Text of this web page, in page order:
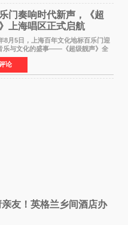
门奏响时代新声，《超
上海唱区正式启航
5日，上海百年文化地标百乐门迎
乐与文化的盛事——《超级靓声》全
公益节目上海唱区新闻发布会暨启动
重举行。各界领导、嘉宾与媒体朋友
共同
论
友！英格兰乡间酒店办